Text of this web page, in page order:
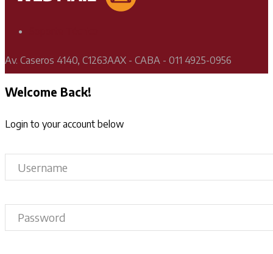
Av. Caseros 4140, C1263AAX - CABA - 011 4925-0956
Welcome Back!
Login to your account below